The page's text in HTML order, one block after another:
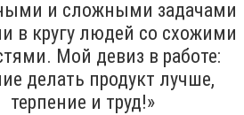
и сложными задачами
в кругу людей со схожими
Мой девиз в работе:
делать продукт лучше,
терпение и труд!»